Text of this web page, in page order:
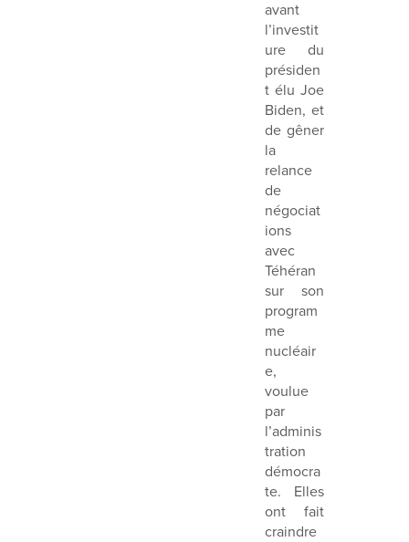
avant
l’investit
ure du
présiden
t élu Joe
Biden, et
de gêner
la
relance
de
négociat
ions
avec
Téhéran
sur son
program
me
nucléair
e,
voulue
par
l’adminis
tration
démocra
te. Elles
ont fait
craindre